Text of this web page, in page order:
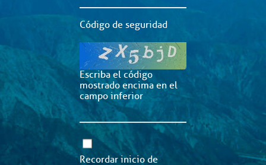
Código de seguridad
Escriba el código
mostrado encima en el
campo inferior
Recordar inicio de